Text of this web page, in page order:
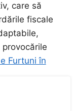
care să
fiscale
Furtuni în